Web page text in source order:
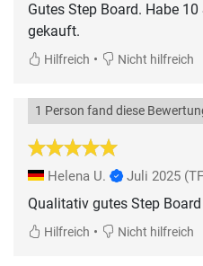
Gutes Step Board. Habe
gekauft.
Hilfreich • Nicht hilfreich
1 Person fand diese
Helena U. Juli 2025
Qualitativ gutes Step
Hilfreich • Nicht hilfreich